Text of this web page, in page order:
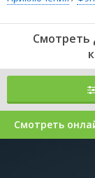
Смотреть
Смотреть